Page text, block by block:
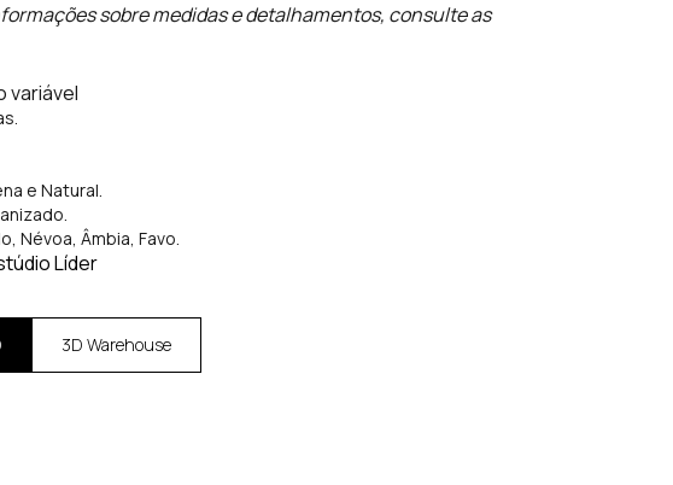
sobre medidas e detalhamentos, consulte as
variável
e Natural.
Névoa, Âmbia, Favo.
Líder
3D Warehouse